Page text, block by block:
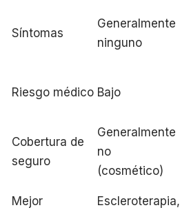
Síntomas
Generalmente
ninguno
Riesgo médico Bajo
Cobertura de
seguro
Generalmente
no
(cosmético)
Mejor
Escleroterapia,